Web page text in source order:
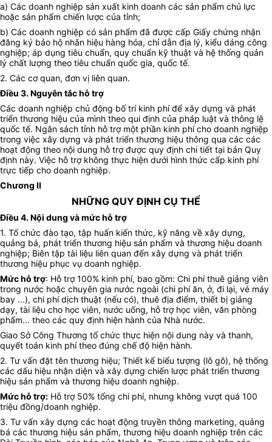
a) Các doanh nghiệp sản xuất kinh doanh các sản phẩm chủ lực
hoặc sản phẩm chiến lược của tỉnh;
b) Các doanh nghiệp có sản phẩm đã được cấp Giấy chứng nhận
đăng ký bảo hộ nhãn hiệu hàng hóa, chỉ dẫn địa lý, kiểu dáng công
nghiệp; áp dụng tiêu chuẩn, quy chuẩn kỹ thuật và hệ thống quản
lý chất lượng theo tiêu chuẩn quốc gia, quốc tế.
2. Các cơ quan, đơn vị liên quan.
Điều 3. Nguyên tắc hỗ trợ
Các doanh nghiệp chủ động bố trí kinh phí để xây dựng và phát
triển thương hiệu của mình theo qui định của pháp luật và thông lệ
quốc tế. Ngân sách tỉnh hỗ trợ một phần kinh phí cho doanh nghiệp
trong việc xây dựng và phát triển thương hiệu thông qua các các
hoạt động theo nội dung hỗ trợ được quy định chi tiết tại bản Quy
định này. Việc hỗ trợ không thực hiện dưới hình thức cấp kinh phí
trực tiếp cho doanh nghiệp.
Chương II
NHỮNG QUY ĐỊNH CỤ THỂ
Điều 4. Nội dung và mức hỗ trợ
1. Tổ chức đào tạo, tập huấn kiến thức, kỹ năng về xây dựng,
quảng bá, phát triển thương hiệu sản phẩm và thương hiệu doanh
nghiệp; Biên tập tài liệu liên quan đến xây dựng và phát triển
thương hiệu phục vụ doanh nghiệp.
Mứchỗ trợ: Hỗ trợ 100% kinh phí, bao gồm: Chi phí thuê giảng viên
trong nước hoặc chuyên gia nước ngoài (chi phí ăn, ở, đi lại, vé máy
bay ...), chi phí dịch thuật (nếu có), thuê địa điểm, thiết bị giảng
dạy, tài liệu cho học viên, nước uống, hỗ trợ học viên, văn phòng
phẩm... theo các quy định hiện hành của Nhà nước.
Giao Sở Công Thương tổ chức thực hiện nội dung này và thanh,
quyết toán kinh phí theo đúng chế độ hiện hành.
2. Tư vấn đặt tên thương hiệu; Thiết kế biểu tượng (lô gô), hệ thống
các dấu hiệu nhận diện và xây dựng chiến lược phát triển thương
hiệu sản phẩm và thương hiệu doanh nghiệp.
Mức hỗ trợ: Hỗ trợ 50% tổng chi phí, nhưng không vượt quá 100
triệu đồng/doanh nghiệp.
3. Tư vấn xây dựng các hoạt động truyền thông marketing, quảng
bá các thương hiệu sản phẩm, thương hiệu doanh nghiệp trên các